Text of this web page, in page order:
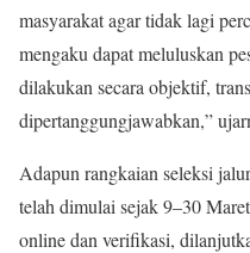
masyarakat agar tidak lagi
mengaku dapat meluluskan
dilakukan secara objektif,
dipertanggungjawabkan,”
Adapun rangkaian seleksi
telah dimulai sejak 9–30
online dan verifikasi,